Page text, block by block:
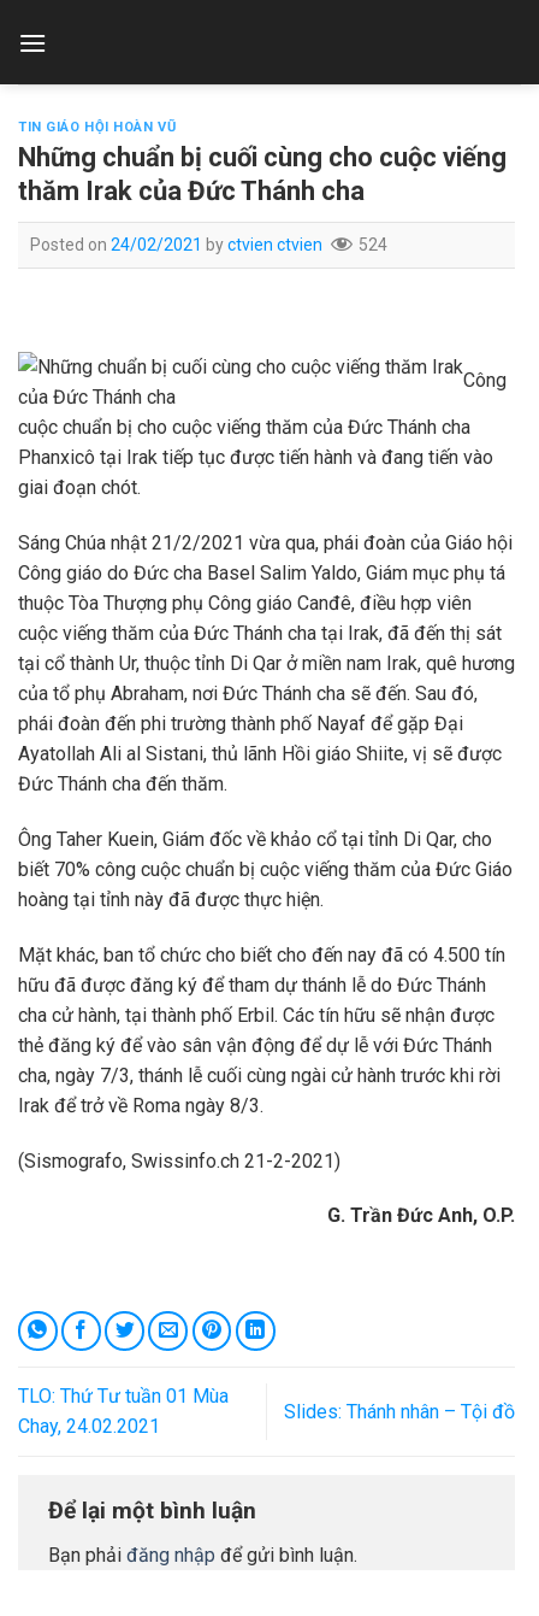
TIN GIÁO HỘI HOÀN VŨ
Những chuẩn bị cuối cùng cho cuộc viếng
thăm Irak của Đức Thánh cha
Posted on 24/02/2021 byctvien ctvien 524
Công
cuộc chuẩn bị cho cuộc viếng thăm của Đức Thánh cha
Phanxicô tại Irak tiếp tục được tiến hành và đang tiến vào
giai đoạn chót.
Sáng Chúa nhật 21/2/2021 vừa qua, phái đoàn của Giáo hội
Công giáo do Đức cha Basel Salim Yaldo, Giám mục phụ tá
thuộc Tòa Thượng phụ Công giáo Canđê, điều hợp viên
cuộc viếng thăm của Đức Thánh cha tại Irak, đã đến thị sát
tại cổ thành Ur, thuộc tỉnh Di Qar ở miền nam Irak, quê hương
của tổ phụ Abraham, nơi Đức Thánh cha sẽ đến. Sau đó,
phái đoàn đến phi trường thành phố Nayaf để gặp Đại
Ayatollah Ali al Sistani, thủ lãnh Hồi giáo Shiite, vị sẽ được
Đức Thánh cha đến thăm.
Ông Taher Kuein, Giám đốc về khảo cổ tại tỉnh Di Qar, cho
biết 70% công cuộc chuẩn bị cuộc viếng thăm của Đức Giáo
hoàng tại tỉnh này đã được thực hiện.
Mặt khác, ban tổ chức cho biết cho đến nay đã có 4.500 tín
hữu đã được đăng ký để tham dự thánh lễ do Đức Thánh
cha cử hành, tại thành phố Erbil. Các tín hữu sẽ nhận được
thẻ đăng ký để vào sân vận động để dự lễ với Đức Thánh
cha, ngày 7/3, thánh lễ cuối cùng ngài cử hành trước khi rời
Irak để trở về Roma ngày 8/3.
(Sismografo, Swissinfo.ch 21-2-2021)
G. Trần Đức Anh, O.P.
TLO: Thứ Tư tuần 01 Mùa
Chay, 24.02.2021
Slides: Thánh nhân – Tội đồ
Để lại một bình luận
Bạn phải đăng nhập để gửi bình luận.